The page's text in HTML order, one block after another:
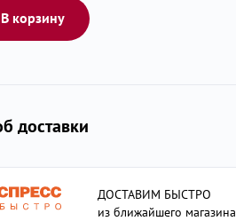
В корзину
доставки
ДОСТАВИМ БЫСТРО
из ближайшего магазина